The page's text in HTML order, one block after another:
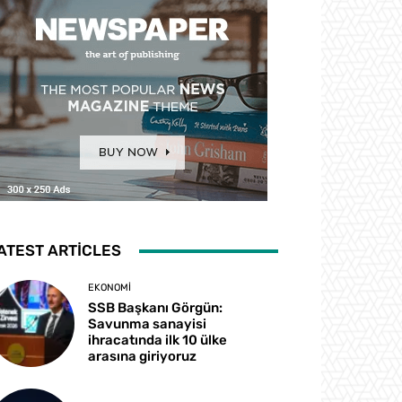
ARTICLES
EKONOMI
SSB Başkanı Görgün:
Savunma sanayisi
ihracatında ilk 10 ülke
arasına giriyoruz